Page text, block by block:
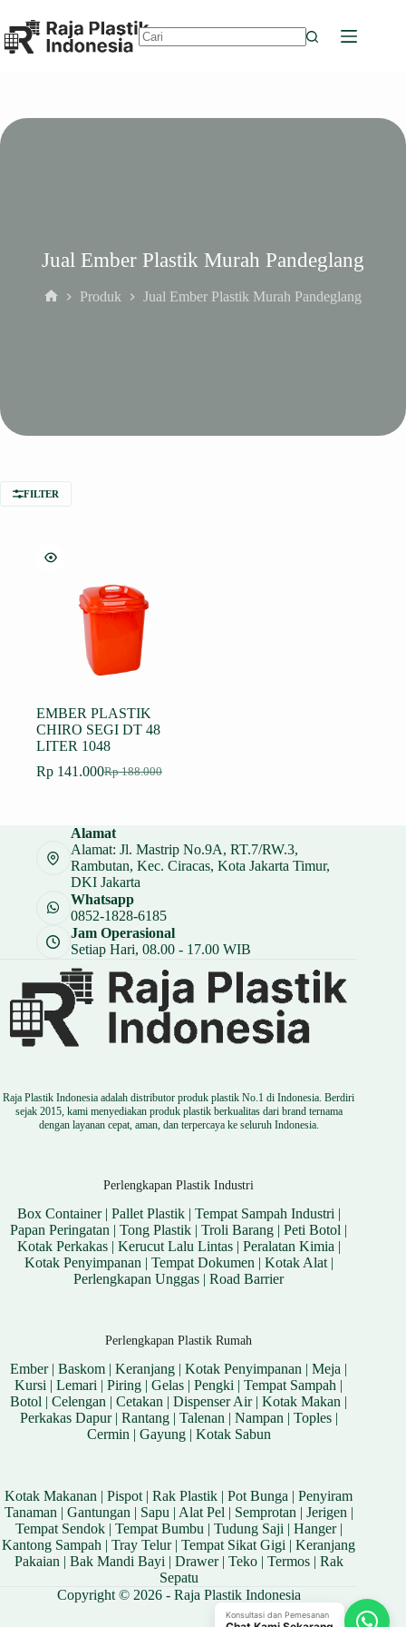
to
content
Jual Ember Plastik Murah Pandeglang
Produk Jual Ember Plastik Murah Pandeglang
FILTER
EMBER PLASTIK
CHIRO SEGI DT 48
LITER 1048
Rp188.000
Harga
Rp 188.000.
Rp 141.000Harga
adalah:
Rp 141.000.
Alamat
Alamat: Jl. Mastrip No.9A, RT.7/RW.3,
Rambutan, Kec. Ciracas, Kota Jakarta Timur,
DKI Jakarta
Whatsapp
0852-1828-6185
Jam Operasional
Setiap Hari, 08.00 - 17.00 WIB
Raja Plastik Indonesia adalah distributor produk plastik No.1 di Indonesia. Berdiri
sejak 2015, kami menyediakan produk plastik berkualitas dari brand ternama
dengan layanan cepat, aman, dan terpercaya ke seluruh Indonesia.
Perlengkapan Plastik Industri
Box Container| Pallet Plastik| Tempat Sampah Industri |
Papan Peringatan |Tong Plastik |Troli Barang |Peti Botol |
Kotak Perkakas| Kerucut Lalu Lintas| Peralatan Kimia |
Kotak Penyimpanan | Tempat Dokumen | Kotak Alat|
Perlengkapan Unggas |Road Barrier
Perlengkapan Plastik Rumah
Ember|Baskom |Keranjang |Kotak Penyimpanan |Meja |
Kursi |Lemari |Piring |Gelas |Pengki |Tempat Sampah |
Botol |Celengan |Cetakan |Dispenser Air|Kotak Makan |
Perkakas Dapur| Rantang| Talenan| Nampan| Toples|
Cermin| Gayung| Kotak Sabun
Kotak Makanan |Pispot|Rak Plastik |Pot Bunga |Penyiram
Tanaman| Gantungan| Sapu| Alat Pel| Semprotan| Jerigen|
Tempat Sendok| Tempat Bumbu| Tudung Saji| Hanger|
Kantong Sampah |Tray Telur|Tempat Sikat Gigi |Keranjang
Pakaian| Bak Mandi Bayi| Drawer| Teko| Termos| Rak
Sepatu
Copyright © 2026 - Raja Plastik Indonesia
Konsultasi dan Pemesanan